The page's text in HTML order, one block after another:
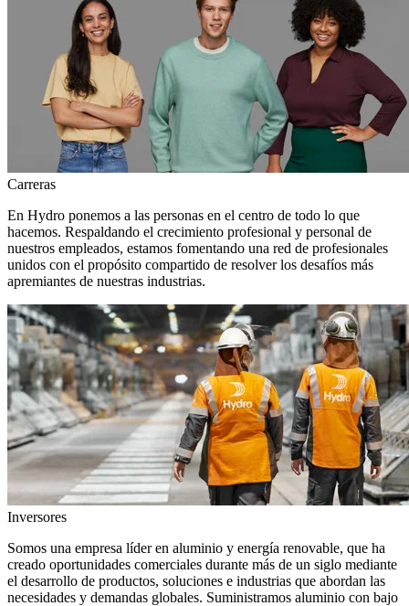
Carreras
En Hydro ponemos a las personas en el centro de todo lo que
hacemos. Respaldando el crecimiento profesional y personal de
nuestros empleados, estamos fomentando una red de profesionales
unidos con el propósito compartido de resolver los desafíos más
apremiantes de nuestras industrias.
Inversores
Somos una empresa líder en aluminio y energía renovable, que ha
creado oportunidades comerciales durante más de un siglo mediante
el desarrollo de productos, soluciones e industrias que abordan las
necesidades y demandas globales. Suministramos aluminio con bajo